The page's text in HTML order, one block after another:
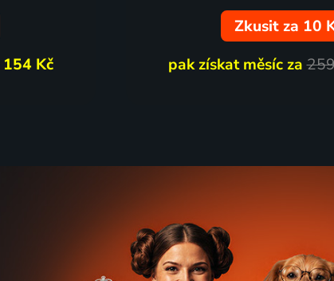
154 Kč
Zkusit za 10
pak získat měsíc za